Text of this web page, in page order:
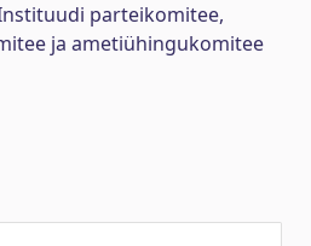
parteikomitee,
ja ametiühingukomitee